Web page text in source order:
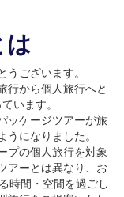
は
ございます。
行から個人旅行へと
います。
ッケージツアーが旅
になりました。
プの個人旅行を対象
アーとは異なり、お
時間・空間を過ごし